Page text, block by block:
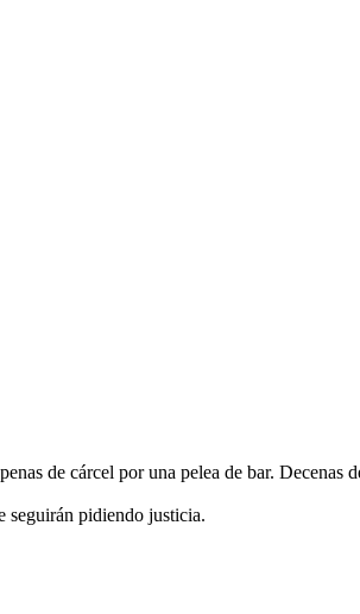
de cárcel por una pelea de bar. Decenas
seguirán pidiendo justicia.